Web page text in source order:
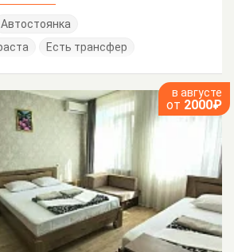
Автостоянка
Есть трансфер
в августе
от 2000₽